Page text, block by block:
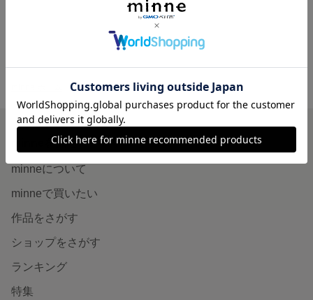
展示中
jino's GALLERY の作品一覧
minneを知る
minneについて
minneで買いたい
作品をさがす
ショップをさがす
ランキング
特集